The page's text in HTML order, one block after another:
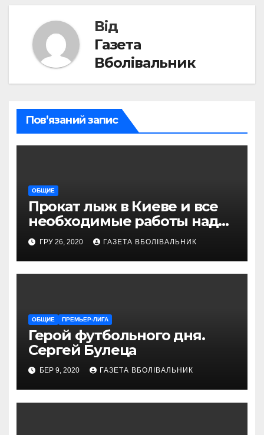
Від
Газета
Вболівальник
Пов’язаний запис
ОБЩИЕ
Прокат лыж в Киеве и все
необходимые работы над
снаряжением, которое
проводит магазин
«VELOPARK»
ГРУ 26, 2020 ГАЗЕТА ВБОЛІВАЛЬНИК
ОБЩИЕ ПРЕМЬЕР-ЛИГА
Герой футбольного дня.
Сергей Булеца
БЕР 9, 2020 ГАЗЕТА ВБОЛІВАЛЬНИК